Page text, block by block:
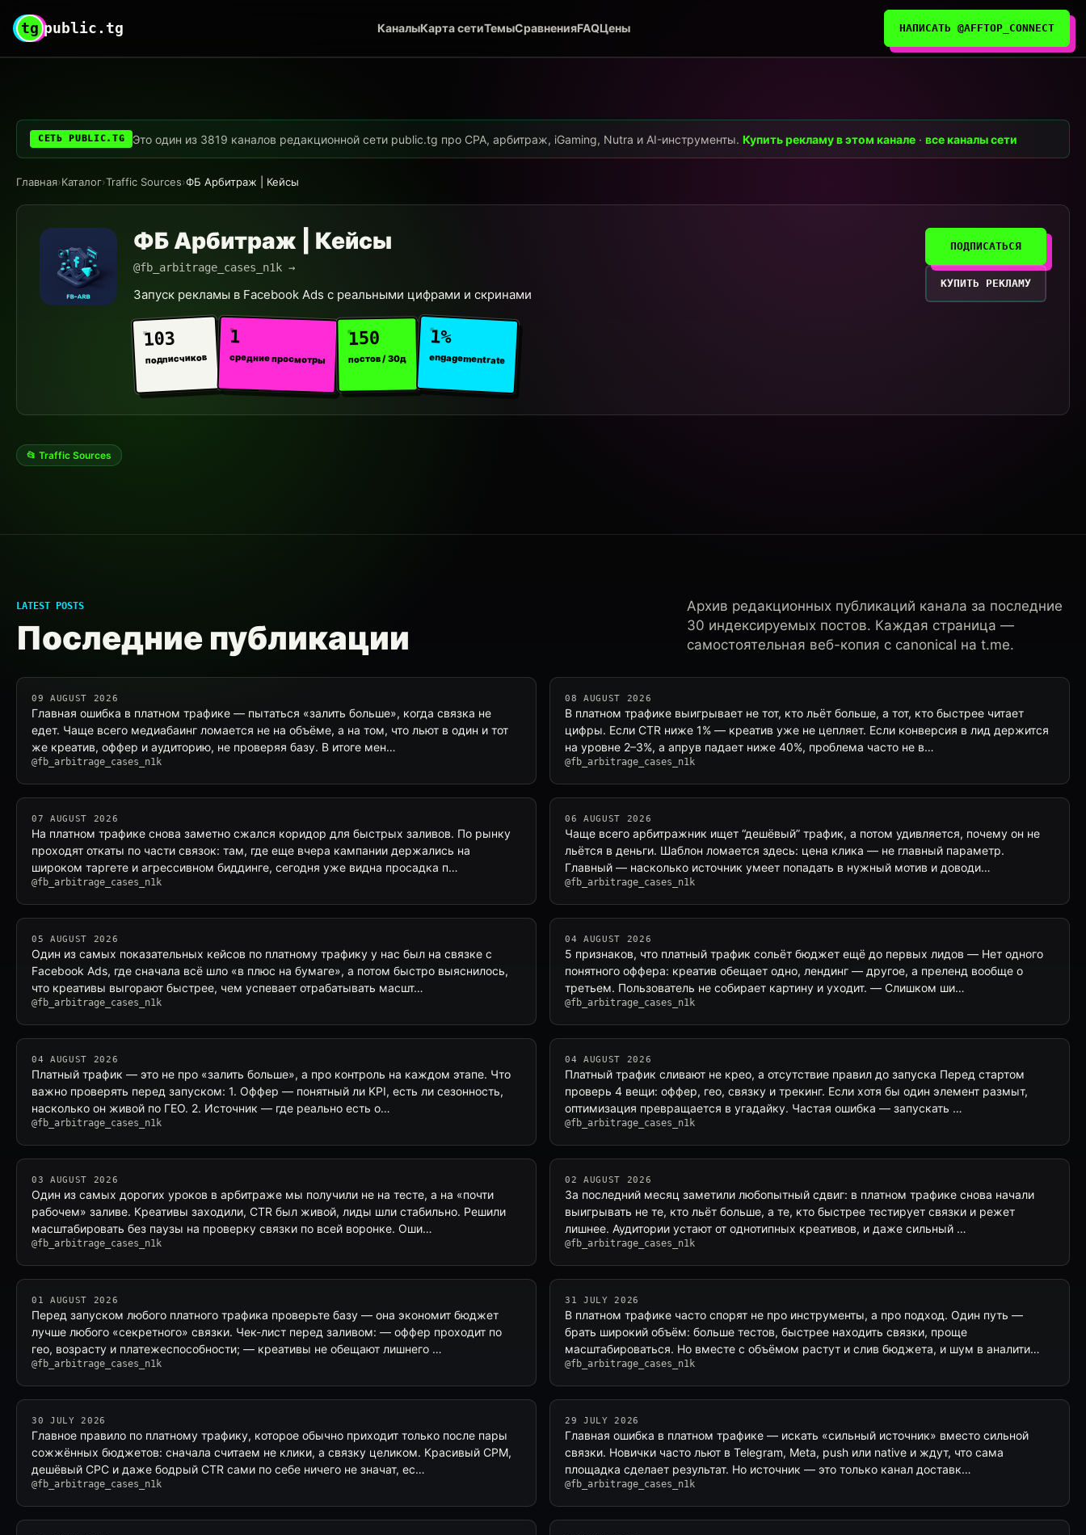
tg public.tg КаналыКарта сетиТемыСравненияFAQЦены НАПИСАТЬ @AFFTOP_CONNECT
СЕТЬ PUBLIC.TG Это один из 3819 каналов редакционной сети public.tg про CPA, арбитраж, iGaming, Nutra и AI-инструменты.Купить рекламу в этом канале ·все каналы сети
Главная›Каталог›Traffic Sources›ФБ Арбитраж | Кейсы
ФБ Арбитраж | Кейсы
@fb_arbitrage_cases_n1k →
Запуск рекламы в Facebook Ads с реальными цифрами и скринами
103
подписчиков
1
средние просмотры
150
постов / 30д
1%
engagement rate
ПОДПИСАТЬСЯ
КУПИТЬ РЕКЛАМУ
📂 Traffic Sources
LATEST POSTS
Последние публикации
Архив редакционных публикаций канала за последние
30 индексируемых постов. Каждая страница —
самостоятельная веб-копия с canonical на t.me.
09 AUGUST 2026
Главная ошибка в платном трафике — пытаться «залить больше», когда связка не
едет. Чаще всего медиабаинг ломается не на объёме, а на том, что льют в один и тот
же креатив, оффер и аудиторию, не проверяя базу. В итоге мен…
@fb_arbitrage_cases_n1k
08 AUGUST 2026
В платном трафике выигрывает не тот, кто льёт больше, а тот, кто быстрее читает
цифры. Если CTR ниже 1% — креатив уже не цепляет. Если конверсия в лид держится
на уровне 2–3%, а апрув падает ниже 40%, проблема часто не в…
@fb_arbitrage_cases_n1k
07 AUGUST 2026
На платном трафике снова заметно сжался коридор для быстрых заливов. По рынку
проходят откаты по части связок: там, где еще вчера кампании держались на
широком таргете и агрессивном биддинге, сегодня уже видна просадка п…
@fb_arbitrage_cases_n1k
06 AUGUST 2026
Чаще всего арбитражник ищет “дешёвый” трафик, а потом удивляется, почему он не
льётся в деньги. Шаблон ломается здесь: цена клика — не главный параметр.
Главный — насколько источник умеет попадать в нужный мотив и доводи…
@fb_arbitrage_cases_n1k
05 AUGUST 2026
Один из самых показательных кейсов по платному трафику у нас был на связке с
Facebook Ads, где сначала всё шло «в плюс на бумаге», а потом быстро выяснилось,
что креативы выгорают быстрее, чем успевает отрабатывать масшт…
@fb_arbitrage_cases_n1k
04 AUGUST 2026
5 признаков, что платный трафик сольёт бюджет ещё до первых лидов — Нет одного
понятного оффера: креатив обещает одно, лендинг — другое, а преленд вообще о
третьем. Пользователь не собирает картину и уходит. — Слишком ши…
@fb_arbitrage_cases_n1k
04 AUGUST 2026
Платный трафик — это не про «залить больше», а про контроль на каждом этапе. Что
важно проверять перед запуском: 1. Оффер — понятный ли KPI, есть ли сезонность,
насколько он живой по ГЕО. 2. Источник — где реально есть о…
@fb_arbitrage_cases_n1k
04 AUGUST 2026
Платный трафик сливают не крео, а отсутствие правил до запуска Перед стартом
проверь 4 вещи: оффер, гео, связку и трекинг. Если хотя бы один элемент размыт,
оптимизация превращается в угадайку. Частая ошибка — запускать …
@fb_arbitrage_cases_n1k
03 AUGUST 2026
Один из самых дорогих уроков в арбитраже мы получили не на тесте, а на «почти
рабочем» заливе. Креативы заходили, CTR был живой, лиды шли стабильно. Решили
масштабировать без паузы на проверку связки по всей воронке. Оши…
@fb_arbitrage_cases_n1k
02 AUGUST 2026
За последний месяц заметили любопытный сдвиг: в платном трафике снова начали
выигрывать не те, кто льёт больше, а те, кто быстрее тестирует связки и режет
лишнее. Аудитории устают от однотипных креативов, и даже сильный …
@fb_arbitrage_cases_n1k
01 AUGUST 2026
Перед запуском любого платного трафика проверьте базу — она экономит бюджет
лучше любого «секретного» связки. Чек-лист перед заливом: — оффер проходит по
гео, возрасту и платежеспособности; — креативы не обещают лишнего …
@fb_arbitrage_cases_n1k
31 JULY 2026
В платном трафике часто спорят не про инструменты, а про подход. Один путь —
брать широкий объём: больше тестов, быстрее находить связки, проще
масштабироваться. Но вместе с объёмом растут и слив бюджета, и шум в аналити…
@fb_arbitrage_cases_n1k
30 JULY 2026
Главное правило по платному трафику, которое обычно приходит только после пары
сожжённых бюджетов: сначала считаем не клики, а связку целиком. Красивый CPM,
дешёвый CPC и даже бодрый CTR сами по себе ничего не значат, ес…
@fb_arbitrage_cases_n1k
29 JULY 2026
Главная ошибка в платном трафике — искать «сильный источник» вместо сильной
связки. Новички часто льют в Telegram, Meta, push или native и ждут, что сама
площадка сделает результат. Но источник — это только канал доставк…
@fb_arbitrage_cases_n1k